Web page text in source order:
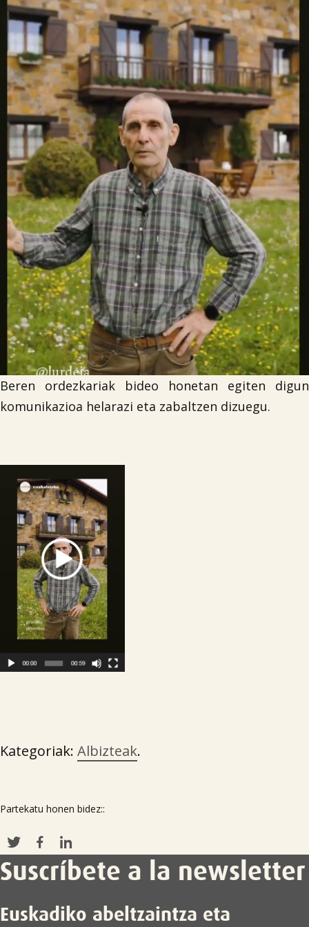
Iragarki-taula
Lursail Market
Beren ordezkariak bideo honetan egiten digun
komunikazioa helarazi eta zabaltzen dizuegu.
Kategoriak: Albizteak.
Partekatu honen bidez::
Suscríbete a la newsletter
Euskadiko abeltzaintza eta